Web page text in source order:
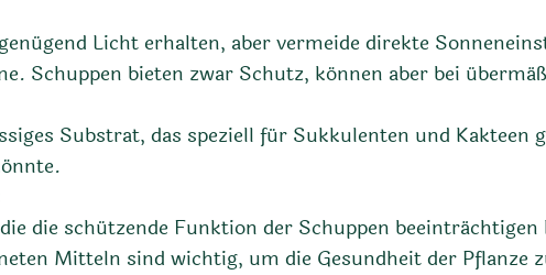
Licht erhalten, aber vermeide direkte
Schuppen bieten zwar Schutz, können aber bei
Substrat, das speziell für Sukkulenten und Kakteen
die schützende Funktion der Schuppen
Mitteln sind wichtig, um die Gesundheit der Pflanze